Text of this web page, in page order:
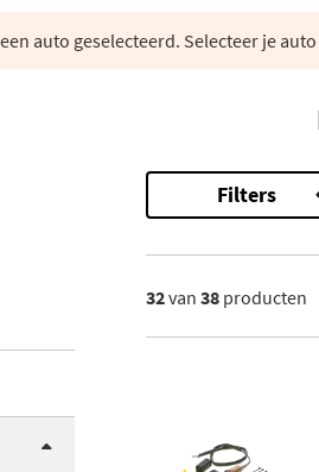
auto geselecteerd. Selecteer je
Filters
32van 38 producten